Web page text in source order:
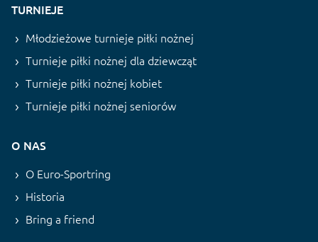
TURNIEJE
Młodzieżowe turnieje piłki nożnej
Turnieje piłki nożnej dla dziewcząt
Turnieje piłki nożnej kobiet
Turnieje piłki nożnej seniorów
O NAS
O Euro-Sportring
Historia
Bring a friend